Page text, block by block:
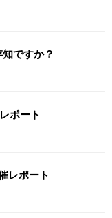
ですか？
ポート
レポート